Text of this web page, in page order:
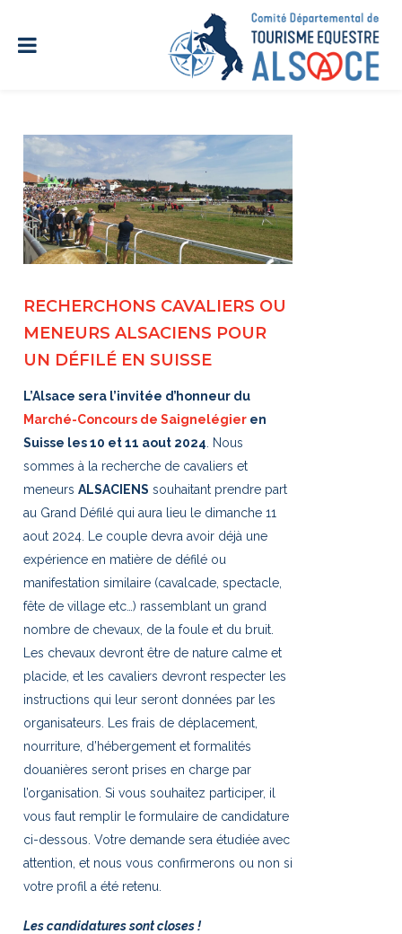
RECHERCHONS CAVALIERS OU
MENEURS ALSACIENS POUR
UN DÉFILÉ EN SUISSE
L’Alsace sera l’invitée d’honneur du
Marché-Concours de Saignelégier en
Suisse les 10 et 11 aout 2024 . Nous
sommes à la recherche de cavaliers et
meneursALSACIENS souhaitant prendre part
au Grand Défilé qui aura lieu le dimanche 11
aout 2024. Le couple devra avoir déjà une
expérience en matière de défilé ou
manifestation similaire (cavalcade, spectacle,
fête de village etc…) rassemblant un grand
nombre de chevaux, de la foule et du bruit.
Les chevaux devront être de nature calme et
placide, et les cavaliers devront respecter les
instructions qui leur seront données par les
organisateurs. Les frais de déplacement,
nourriture, d’hébergement et formalités
douanières seront prises en charge par
l’organisation. Si vous souhaitez participer, il
vous faut remplir le formulaire de candidature
ci-dessous. Votre demande sera étudiée avec
attention, et nous vous confirmerons ou non si
votre profil a été retenu.
Les candidatures sont closes !